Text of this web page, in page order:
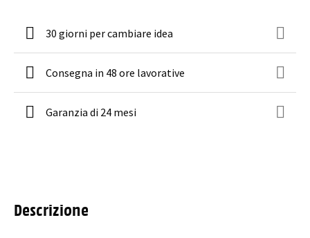
30 giorni per cambiare idea
Consegna in 48 ore lavorative
Garanzia di 24 mesi
Descrizione